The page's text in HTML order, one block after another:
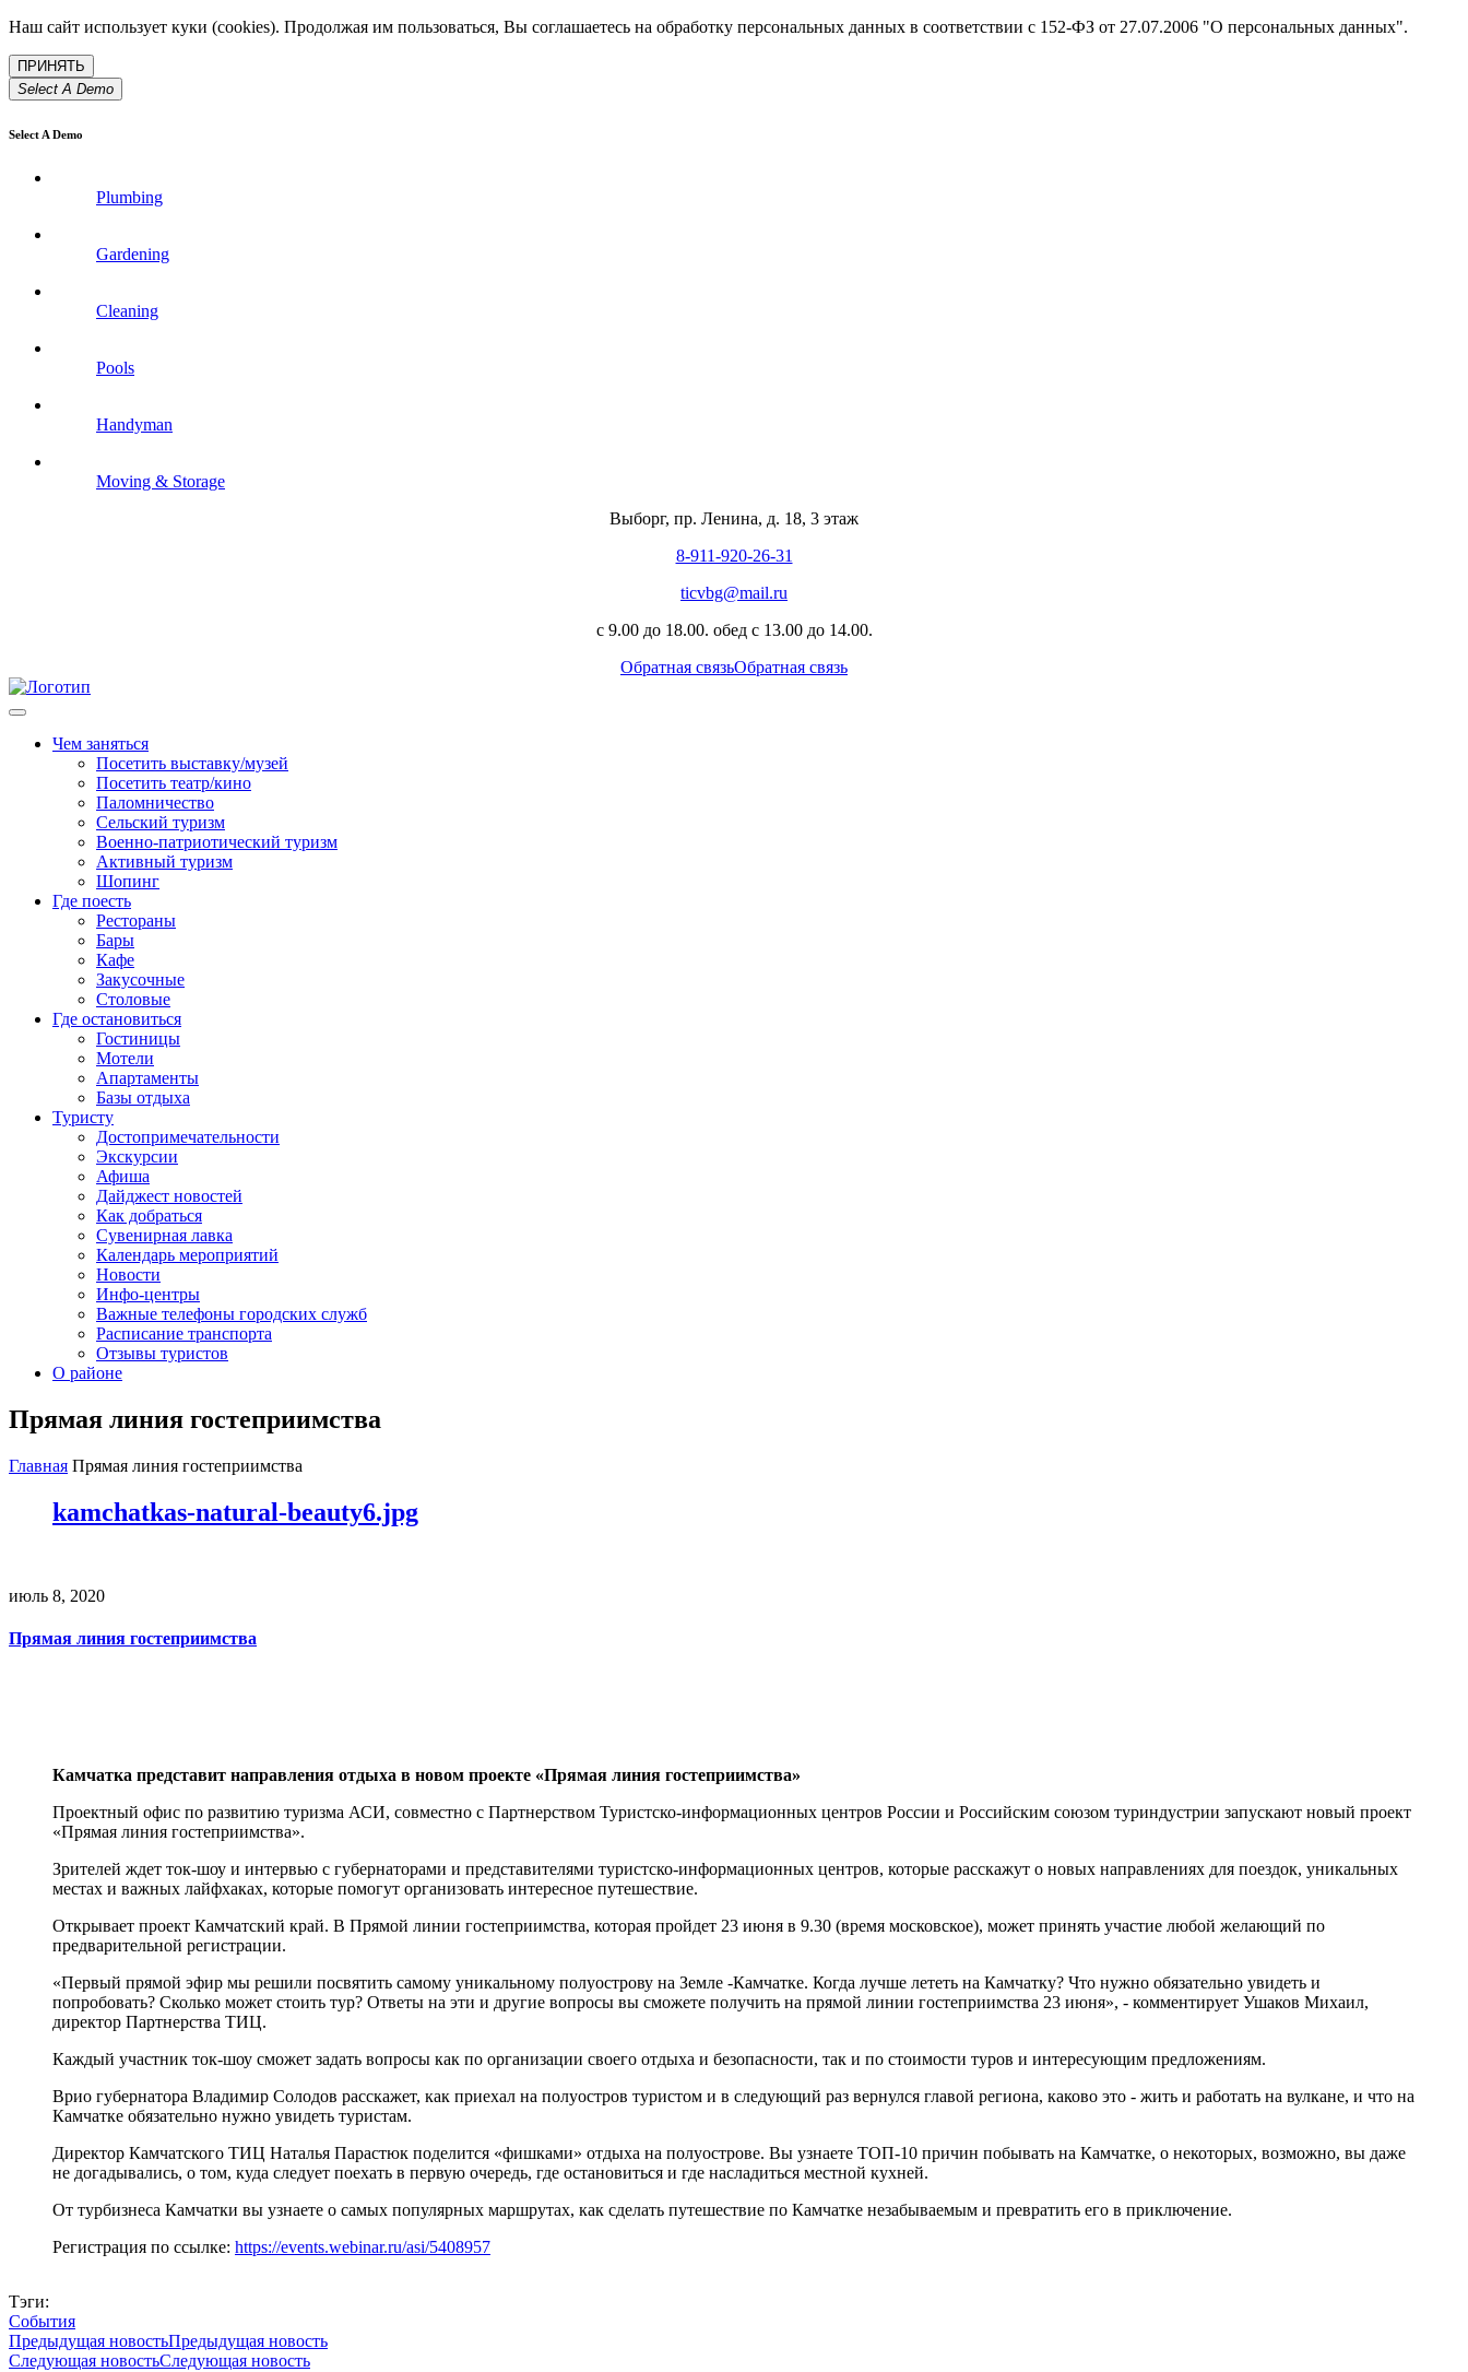
Наш сайт использует куки (cookies). Продолжая им пользоваться, Вы соглашаетесь на обработку персональных данных в соответствии с 152-ФЗ от 27.07.2006 "О персональных данных".
Select A Demo
Select A Demo
Plumbing
Gardening
Cleaning
Pools
Handyman
Moving & Storage
Выборг, пр. Ленина, д. 18, 3 этаж
8-911-920-26-31
ticvbg@mail.ru
с 9.00 до 18.00. обед с 13.00 до 14.00.
Обратная связьОбратная связь
Чем заняться
Посетить выставку/музей
Посетить театр/кино
Паломничество
Сельский туризм
Военно-патриотический туризм
Активный туризм
Шопинг
Где поесть
Рестораны
Бары
Кафе
Закусочные
Столовые
Где остановиться
Гостиницы
Мотели
Апартаменты
Базы отдыха
Туристу
Достопримечательности
Экскурсии
Афиша
Дайджест новостей
Как добраться
Сувенирная лавка
Календарь мероприятий
Новости
Инфо-центры
Важные телефоны городских служб
Расписание транспорта
Отзывы туристов
О районе
Прямая линия гостеприимства
Главная Прямая линия гостеприимства
kamchatkas-natural-beauty6.jpg
июль 8, 2020
Прямая линия гостеприимства
Камчатка представит направления отдыха в новом проекте «Прямая линия гостеприимства»
Проектный офис по развитию туризма АСИ, совместно с Партнерством Туристско-информационных центров России и Российским союзом туриндустрии запускают новый проект
«Прямая линия гостеприимства».
Зрителей ждет ток-шоу и интервью с губернаторами и представителями туристско-информационных центров, которые расскажут о новых направлениях для поездок, уникальных
местах и важных лайфхаках, которые помогут организовать интересное путешествие.
Открывает проект Камчатский край. В Прямой линии гостеприимства, которая пройдет 23 июня в 9.30 (время московское), может принять участие любой желающий по
предварительной регистрации.
«Первый прямой эфир мы решили посвятить самому уникальному полуострову на Земле -Камчатке. Когда лучше лететь на Камчатку? Что нужно обязательно увидеть и
попробовать? Сколько может стоить тур? Ответы на эти и другие вопросы вы сможете получить на прямой линии гостеприимства 23 июня», - комментирует Ушаков Михаил,
директор Партнерства ТИЦ.
Каждый участник ток-шоу сможет задать вопросы как по организации своего отдыха и безопасности, так и по стоимости туров и интересующим предложениям.
Врио губернатора Владимир Солодов расскажет, как приехал на полуостров туристом и в следующий раз вернулся главой региона, каково это - жить и работать на вулкане, и что на
Камчатке обязательно нужно увидеть туристам.
Директор Камчатского ТИЦ Наталья Парастюк поделится «фишками» отдыха на полуострове. Вы узнаете ТОП-10 причин побывать на Камчатке, о некоторых, возможно, вы даже
не догадывались, о том, куда следует поехать в первую очередь, где остановиться и где насладиться местной кухней.
От турбизнеса Камчатки вы узнаете о самых популярных маршрутах, как сделать путешествие по Камчатке незабываемым и превратить его в приключение.
Регистрация по ссылке: https://events.webinar.ru/asi/5408957
Тэги:
События
Предыдущая новостьПредыдущая новость
Следующая новостьСледующая новость